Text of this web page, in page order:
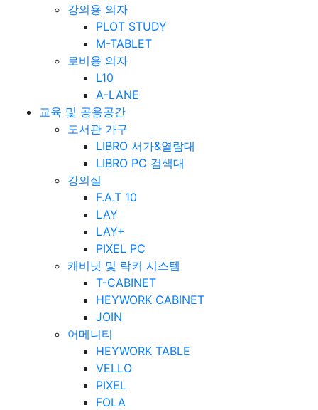
강의용 의자
PLOT STUDY
M-TABLET
로비용 의자
L10
A-LANE
교육 및 공용공간
도서관 가구
LIBRO 서가&열람대
LIBRO PC 검색대
강의실
F.A.T 10
LAY
LAY+
PIXEL PC
캐비닛 및 락커 시스템
T-CABINET
HEYWORK CABINET
JOIN
어메니티
HEYWORK TABLE
VELLO
PIXEL
FOLA